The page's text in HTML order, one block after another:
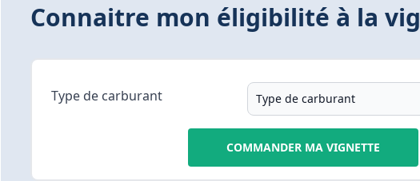
Connaitre mon éligibilité à la
Type de carburant
COMMANDER MA VIGNETTE